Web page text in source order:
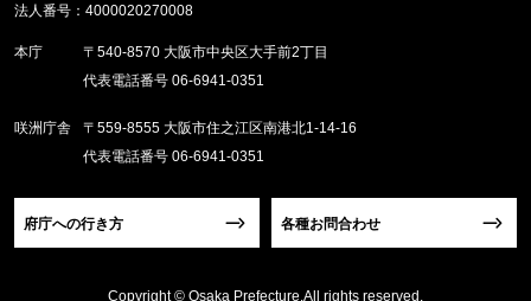
法人番号：4000020270008
本庁
〒540-8570 大阪市中央区大手前2丁目
代表電話番号 06-6941-0351
咲洲庁舎
〒559-8555 大阪市住之江区南港北1-14-16
代表電話番号 06-6941-0351
府庁への行き方 各種お問合わせ
Copyright © Osaka Prefecture,All rights reserved.